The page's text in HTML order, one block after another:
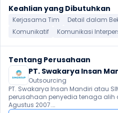
Keahlian yang Dibutuhkan
Kerjasama Tim Detail dalam
Komunikatif
Komunikasi
Tentang Perusahaan
PT. Swakarya Insan
Outsourcing
PT. Swakarya Insan Mandiri atau
perusahaan penyedia tenaga alih
Agustus 2007.